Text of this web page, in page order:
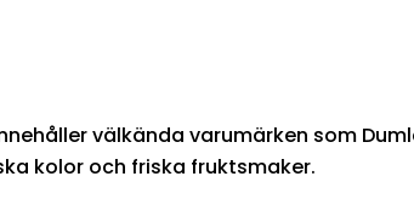
välkända varumärken som
kolor och friska fruktsmaker.